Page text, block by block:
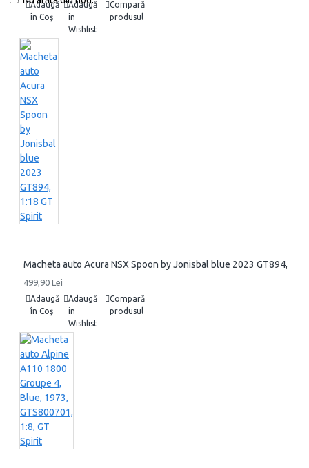
Adaugă
în Coş
Adaugă
in
Wishlist
Compară
produsul
Macheta auto Acura NSX Spoon by Jonisbal blue 2023 GT894,
499,90 Lei
Adaugă
în Coş
Adaugă
in
Wishlist
Compară
produsul